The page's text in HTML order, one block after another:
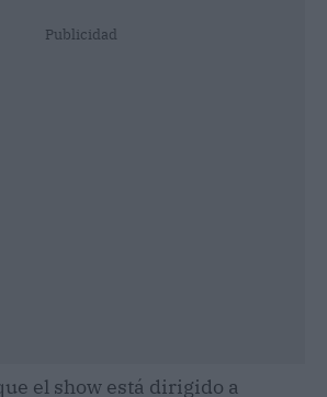
Publicidad
el show está dirigido a